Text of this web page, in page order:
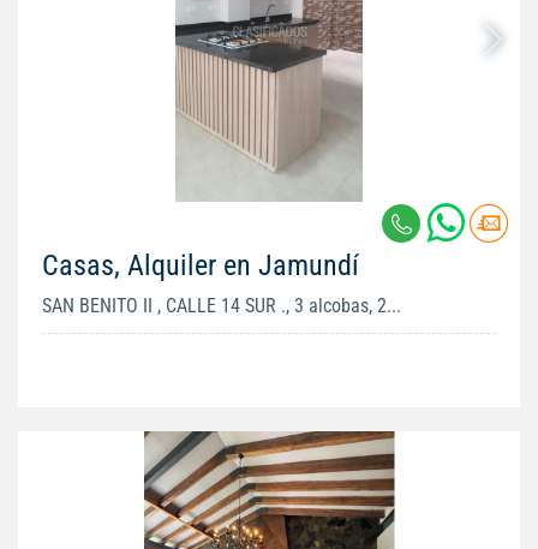
Casas, Alquiler en Jamundí
SAN BENITO II , CALLE 14 SUR ., 3 alcobas, 2...